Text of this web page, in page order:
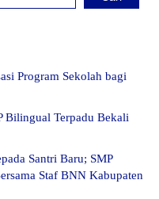
Program Sekolah bagi
Bilingual Terpadu Bekali
Santri Baru; SMP
Staf BNN Kabupaten